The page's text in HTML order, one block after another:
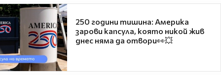
250 години тишина: Америка
зарови капсула, която никой жив
днес няма да отвори👀💥